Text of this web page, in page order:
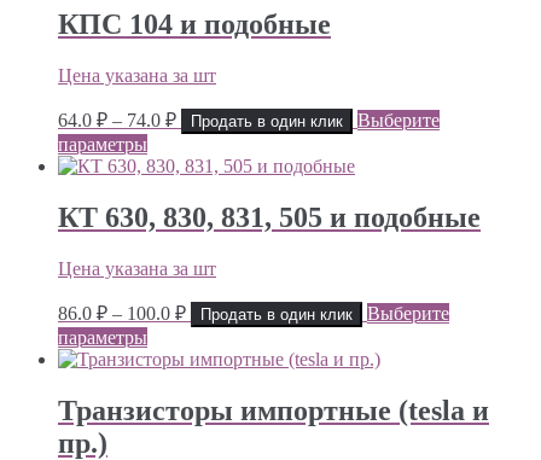
115.0 ₽
КПС 104 и подобные
Цена указана за шт
64.0 ₽ – 74.0 ₽Диапазон
цен:
64.0 ₽
74.0 ₽
Продать в один клик
Выберите
параметры
КТ 630, 830, 831, 505 и подобные
Цена указана за шт
86.0 ₽ – 100.0 ₽Диапазон
цен:
86.0 ₽
100.0 ₽
Продать в один клик
Выберите
параметры
Транзисторы импортные (tesla и
пр.)